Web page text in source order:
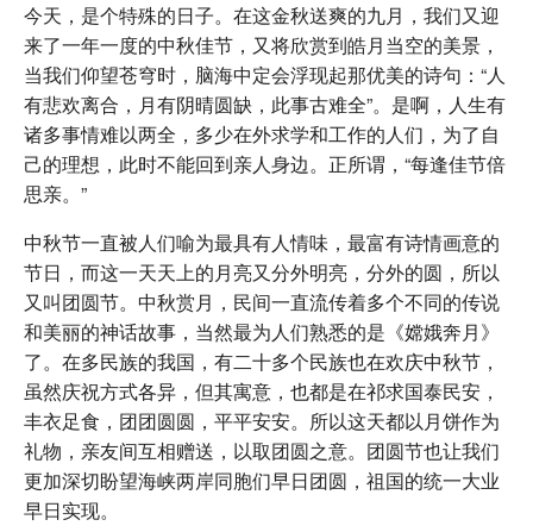
今天，是个特殊的日子。在这金秋送爽的九月，我们又迎
来了一年一度的中秋佳节，又将欣赏到皓月当空的美景，
当我们仰望苍穹时，脑海中定会浮现起那优美的诗句：“人
有悲欢离合，月有阴晴圆缺，此事古难全”。是啊，人生有
诸多事情难以两全，多少在外求学和工作的人们，为了自
己的理想，此时不能回到亲人身边。正所谓，“每逢佳节倍
思亲。”
中秋节一直被人们喻为最具有人情味，最富有诗情画意的
节日，而这一天天上的月亮又分外明亮，分外的圆，所以
又叫团圆节。中秋赏月，民间一直流传着多个不同的传说
和美丽的神话故事，当然最为人们熟悉的是《嫦娥奔月》
了。在多民族的我国，有二十多个民族也在欢庆中秋节，
虽然庆祝方式各异，但其寓意，也都是在祁求国泰民安，
丰衣足食，团团圆圆，平平安安。所以这天都以月饼作为
礼物，亲友间互相赠送，以取团圆之意。团圆节也让我们
更加深切盼望海峡两岸同胞们早日团圆，祖国的统一大业
早日实现。